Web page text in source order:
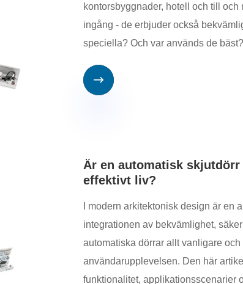
kontorsbyggnader, hotell och till
ingång - de erbjuder också
speciella? Och var används de

Är en automatisk
effektivt liv?
I modern arkitektonisk design är en
integrationen av bekvämlighet,
automatiska dörrar allt vanligare
användarupplevelsen. Den här
funktionalitet, applikationsscenarier